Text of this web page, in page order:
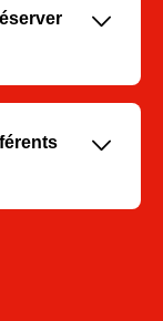
de
􀆈
et
abonnés
finaliser la
􀆈
unique et n’est